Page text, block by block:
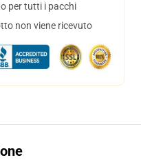
per tutti i pacchi
non viene ricevuto